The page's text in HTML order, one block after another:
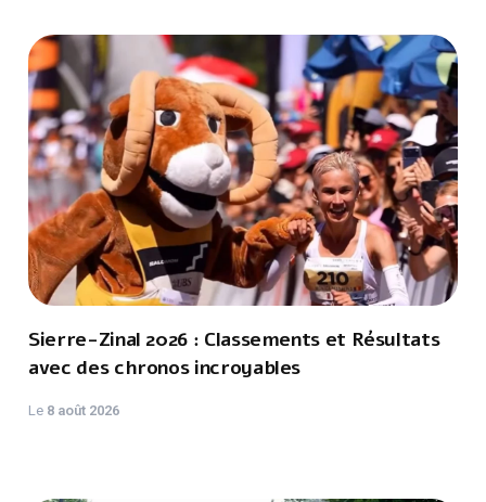
Sierre-Zinal 2026 : Classements et Résultats
avec des chronos incroyables
Le 8 août 2026